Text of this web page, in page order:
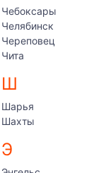
Чебоксары
Челябинск
Череповец
Чита
Ш
Шарья
Шахты
Э